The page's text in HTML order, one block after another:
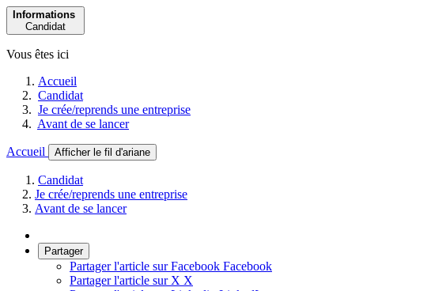
Informations
Candidat
Vous êtes ici
Accueil
Candidat
Je crée/reprends une entreprise
Avant de se lancer
Accueil Afficher le fil d'ariane
Candidat
Je crée/reprends une entreprise
Avant de se lancer
Partager
Partager l'article sur Facebook Facebook
Partager l'article sur X X